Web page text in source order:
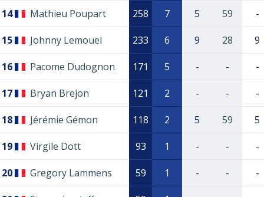
14 Mathieu Poupart 258 7 5 59 -
15 Johnny Lemouel 233 6 9 28 9
16 Pacome Dudognon 171 5 - - -
17 Bryan Brejon 121 2 - - -
18 Jérémie Gémon 118 2 5 59 5
19 Virgile Dott 93 1 - - -
20 Gregory Lammens 59 1 - - -